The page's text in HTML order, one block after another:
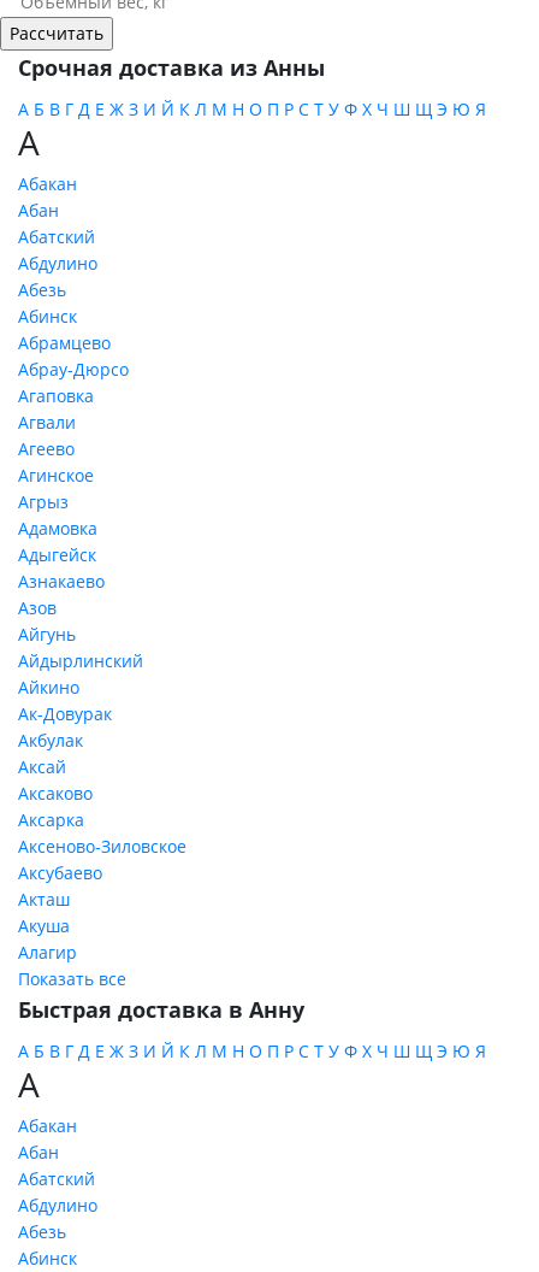
Срочная доставка из Анны
А Б В Г Д Е Ж З И Й К Л М Н О П Р С Т У Ф Х Ч Ш Щ Э Ю Я
А
Абакан
Абан
Абатский
Абдулино
Абезь
Абинск
Абрамцево
Абрау-Дюрсо
Агаповка
Агвали
Агеево
Агинское
Агрыз
Адамовка
Адыгейск
Азнакаево
Азов
Айгунь
Айдырлинский
Айкино
Ак-Довурак
Акбулак
Аксай
Аксаково
Аксарка
Аксеново-Зиловское
Аксубаево
Акташ
Акуша
Алагир
Показать все
Быстрая доставка в Анну
А Б В Г Д Е Ж З И Й К Л М Н О П Р С Т У Ф Х Ч Ш Щ Э Ю Я
А
Абакан
Абан
Абатский
Абдулино
Абезь
Абинск